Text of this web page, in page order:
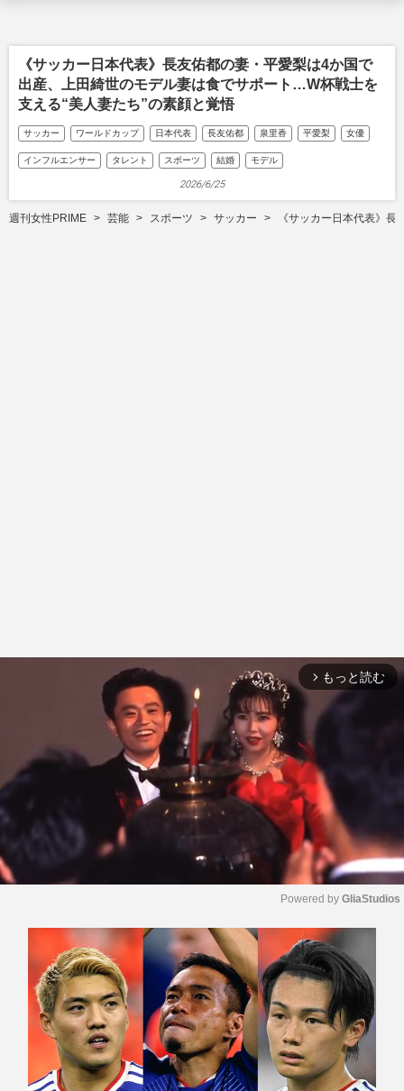
《サッカー日本代表》長友佑都の妻・平愛梨は4か国で
出産、上田綺世のモデル妻は食でサポート…W杯戦士を
支える“美人妻たち”の素顔と覚悟
サッカー ワールドカップ 日本代表 長友佑都 泉里香 平愛梨 女優
インフルエンサー タレント スポーツ 結婚 モデル
2026/6/25
週刊女性PRIME 芸能 スポーツ サッカー 《サッカー日本代表》
arrow_forward_ios もっと読む
M
u
t
e
Powered by GliaStudios